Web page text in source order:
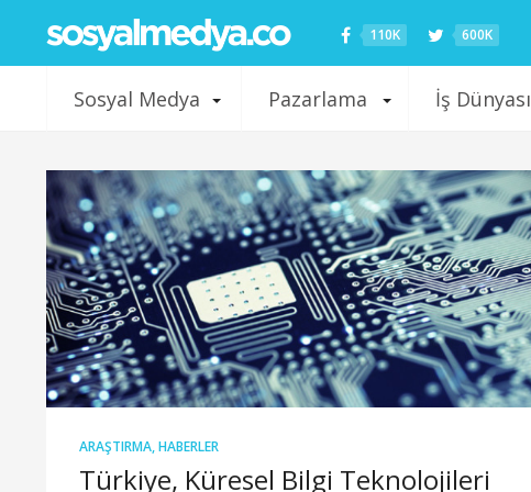
110K 600K
Sosyal Medya Pazarlama İş Dünyası
ARAŞTIRMA,HABERLER
Türkiye, Küresel Bilgi Teknolojileri